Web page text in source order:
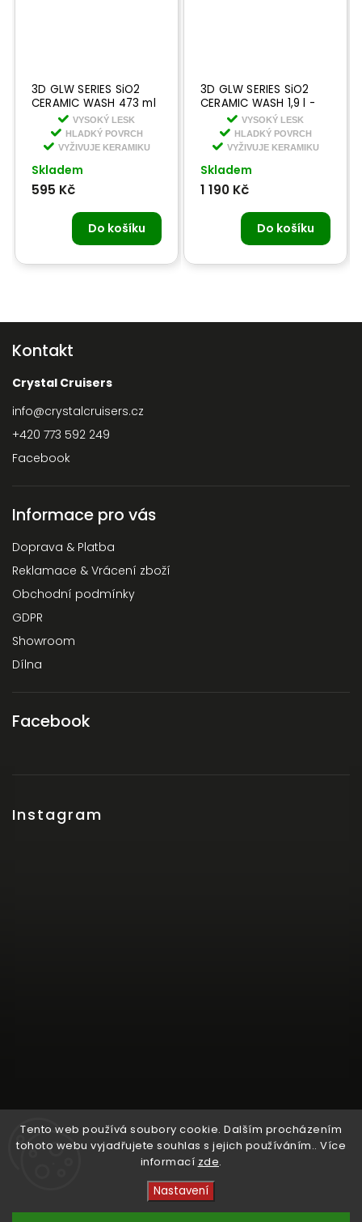
Tento web používá soubory cookie. Dalším procházením
tohoto webu vyjadřujete souhlas s jejich používáním.. Více
informací zde.
Nastavení
3D GLW SERIES SiO2
CERAMIC WASH 473 ml
- keramický šampon s
křemíkem
VYSOKÝ LESK
HLADKÝ POVRCH
VYŽIVUJE KERAMIKU
Skladem
595 Kč
Do košíku
3D GLW SERIES SiO2
CERAMIC WASH 1,9 l -
keramický šampon s
křemíkem
VYSOKÝ LESK
HLADKÝ POVRCH
VYŽIVUJE KERAMIKU
Skladem
1 190 Kč
Do košíku
Kontakt
Crystal Cruisers
info@crystalcruisers.cz
+420 773 592 249
Facebook
Informace pro vás
Doprava & Platba
Reklamace & Vrácení zboží
Obchodní podmínky
GDPR
Showroom
Dílna
Facebook
Instagram